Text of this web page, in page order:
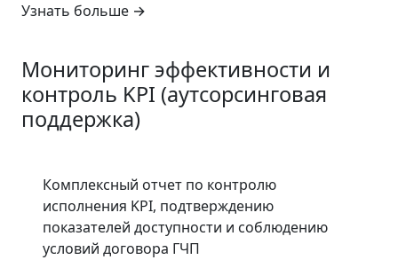
Узнать больше →
Мониторинг эффективности и
контроль KPI (аутсорсинговая
поддержка)
Комплексный отчет по контролю
исполнения KPI, подтверждению
показателей доступности и соблюдению
условий договора ГЧП